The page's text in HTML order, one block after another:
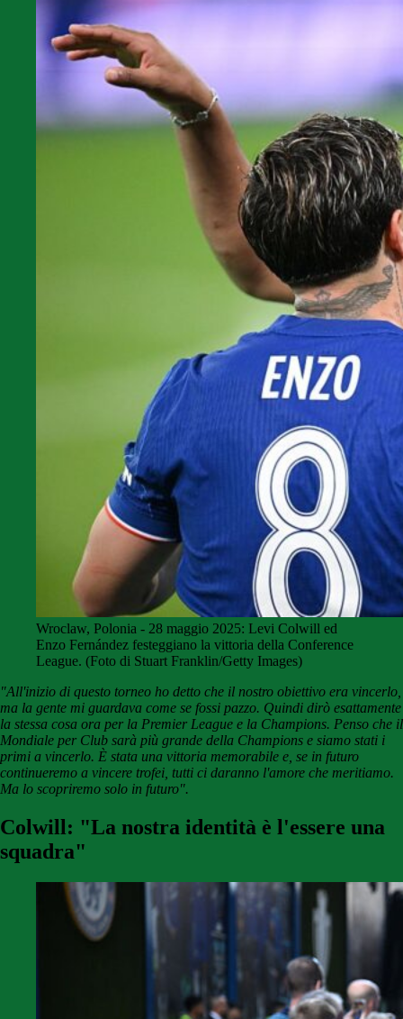
Wroclaw, Polonia - 28 maggio 2025: Levi Colwill ed
Enzo Fernández festeggiano la vittoria della Conference
League. (Foto di Stuart Franklin/Getty Images)
"All'inizio di questo torneo ho detto che il nostro obiettivo era vincerlo,
ma la gente mi guardava come se fossi pazzo. Quindi dirò esattamente
la stessa cosa ora per la Premier League e la Champions. Penso che il
Mondiale per Club sarà più grande della Champions e siamo stati i
primi a vincerlo. È stata una vittoria memorabile e, se in futuro
continueremo a vincere trofei, tutti ci daranno l'amore che meritiamo.
Ma lo scopriremo solo in futuro".
Colwill: "La nostra identità è l'essere una
squadra"